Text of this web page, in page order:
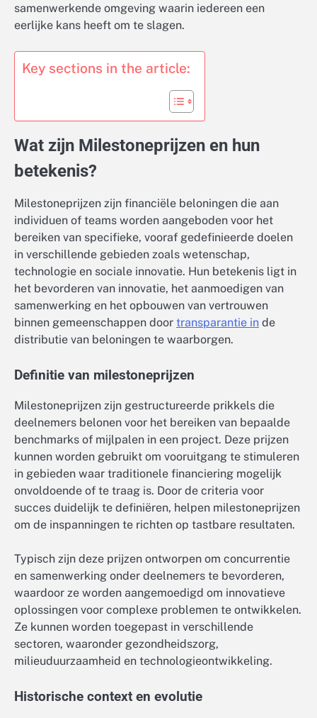
samenwerkende omgeving waarin iedereen een
eerlijke kans heeft om te slagen.
Key sections in the article:
Wat zijn Milestoneprijzen en hun
betekenis?
Milestoneprijzen zijn financiële beloningen die aan
individuen of teams worden aangeboden voor het
bereiken van specifieke, vooraf gedefinieerde doelen
in verschillende gebieden zoals wetenschap,
technologie en sociale innovatie. Hun betekenis ligt in
het bevorderen van innovatie, het aanmoedigen van
samenwerking en het opbouwen van vertrouwen
binnen gemeenschappen door transparantie in de
distributie van beloningen te waarborgen.
Definitie van milestoneprijzen
Milestoneprijzen zijn gestructureerde prikkels die
deelnemers belonen voor het bereiken van bepaalde
benchmarks of mijlpalen in een project. Deze prijzen
kunnen worden gebruikt om vooruitgang te stimuleren
in gebieden waar traditionele financiering mogelijk
onvoldoende of te traag is. Door de criteria voor
succes duidelijk te definiëren, helpen milestoneprijzen
om de inspanningen te richten op tastbare resultaten.
Typisch zijn deze prijzen ontworpen om concurrentie
en samenwerking onder deelnemers te bevorderen,
waardoor ze worden aangemoedigd om innovatieve
oplossingen voor complexe problemen te ontwikkelen.
Ze kunnen worden toegepast in verschillende
sectoren, waaronder gezondheidszorg,
milieuduurzaamheid en technologieontwikkeling.
Historische context en evolutie